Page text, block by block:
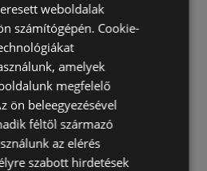
újságjai
újságjai
aktuális akciós újságjai
weboldalak
számítógépén. Cookie-
amelyek
megfelelő
ön beleegyezésével
féltől származó
az elérés
szabott hirdetések